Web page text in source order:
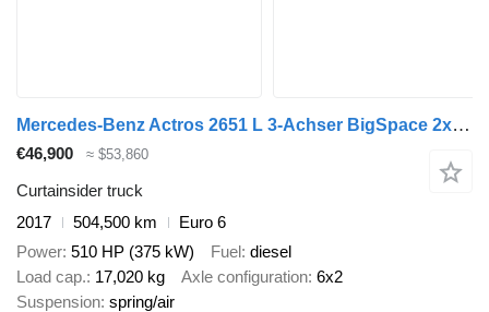
Mercedes-Benz Actros 2651 L 3-Achser BigSpace 2x vorhanden
€46,900 ≈ $53,860
Curtainsider truck
2017
504,500 km
Euro 6
Power 510 HP (375 kW) Fuel diesel
Load cap. 17,020 kg Axle configuration 6x2
Suspension spring/air